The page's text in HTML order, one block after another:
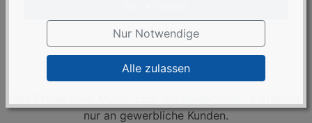
Nur Notwendige
Alle zulassen
nur an gewerbliche Kunden.